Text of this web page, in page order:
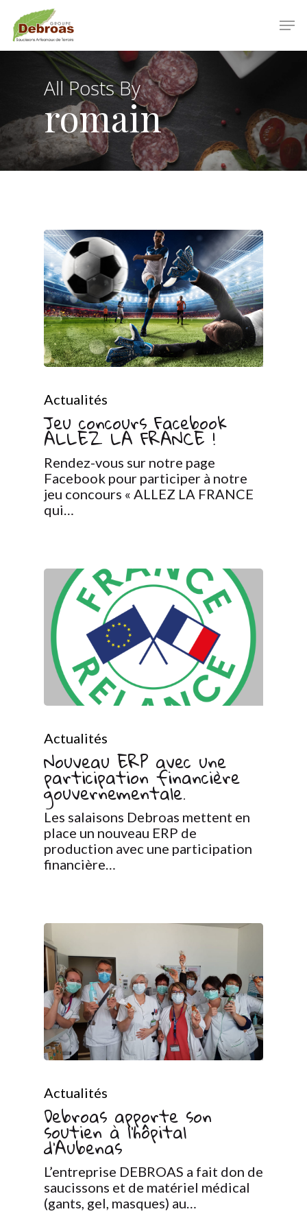
main
content
All Posts By
romain
Actualités
Jeu concours Facebook
ALLEZ LA FRANCE !
Rendez-vous sur notre page
Facebook pour participer à notre
jeu concours « ALLEZ LA FRANCE
qui…
Actualités
Nouveau ERP avec une
participation financière
gouvernementale.
Les salaisons Debroas mettent en
place un nouveau ERP de
production avec une participation
financière…
Actualités
Debroas apporte son
soutien à l’hôpital
d’Aubenas
L’entreprise DEBROAS a fait don de
saucissons et de matériel médical
(gants, gel, masques) au…
Menu